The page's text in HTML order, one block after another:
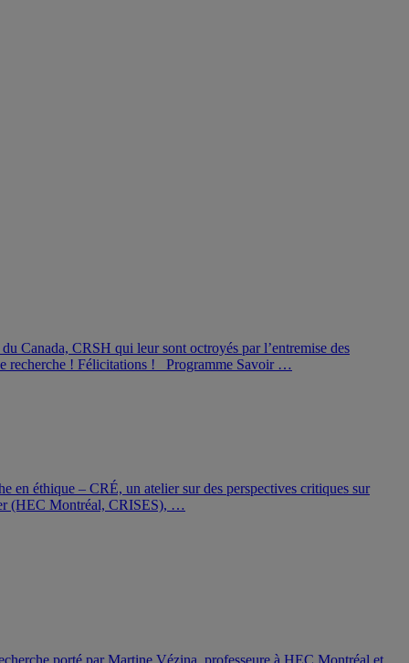
Canada, CRSH qui leur sont octroyés par l’entremise des
recherche ! Félicitations ! Programme Savoir …
éthique – CRÉ, un atelier sur des perspectives critiques sur
(HEC Montréal, CRISES), …
porté par Martine Vézina, professeure à HEC Montréal et